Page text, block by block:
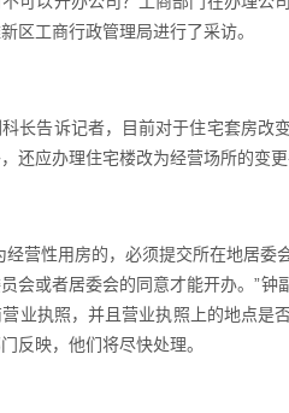
区工商行政管理局进行了采访。
告诉记者，目前对于住宅套房改
还应办理住宅楼改为经营场所的变更
营性用房的，必须提交所在地居委
会或者居委会的同意才能开办。”
业执照，并且营业执照上的地点是
反映，他们将尽快处理。